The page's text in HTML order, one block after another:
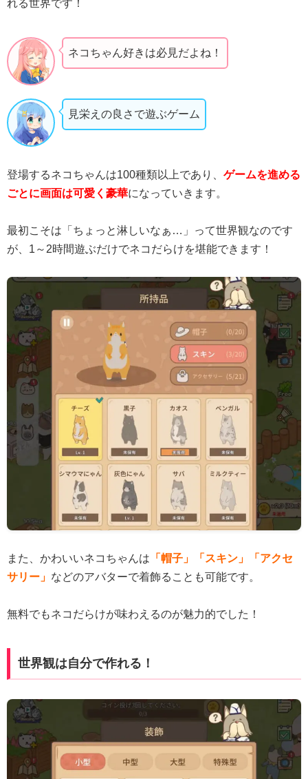
れる世界です！
ネコちゃん好きは必見だよね！
見栄えの良さで遊ぶゲーム
登場するネコちゃんは100種類以上であり、 ゲームを進める
ごとに画面は可愛く豪華になっていきます。
最初こそは「ちょっと淋しいなぁ…」って世界観なのです
が、1～2時間遊ぶだけでネコだらけを堪能できます！
また、かわいいネコちゃんは 「帽子」「スキン」「アクセ
サリー」 などのアバターで着飾ることも可能です。
無料でもネコだらけが味わえるのが魅力的でした！
世界観は自分で作れる！